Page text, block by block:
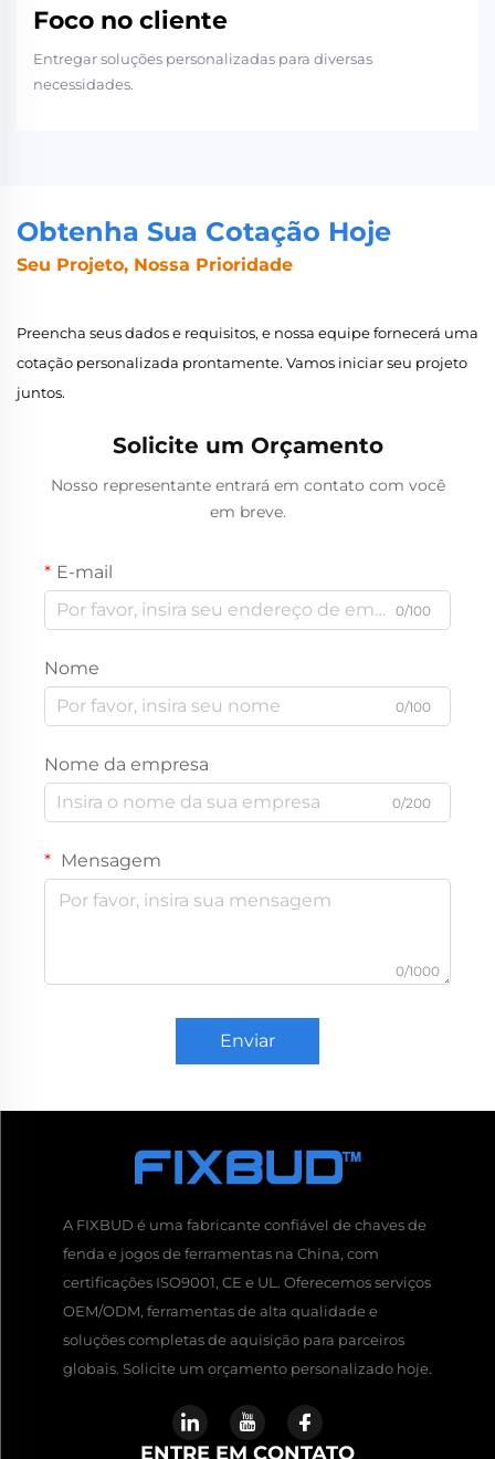
Foco no cliente
Entregar soluções personalizadas para diversas
necessidades.
Obtenha Sua Cotação Hoje
Seu Projeto, Nossa Prioridade
Preencha seus dados e requisitos, e nossa equipe fornecerá uma
cotação personalizada prontamente. Vamos iniciar seu projeto
juntos.
Solicite um Orçamento
Nosso representante entrará em contato com você
em breve.
E-mail
0/100
Nome
0/100
Nome da empresa
0/200
Mensagem
0/1000
Enviar
A FIXBUD é uma fabricante confiável de chaves de
fenda e jogos de ferramentas na China, com
certificações ISO9001, CE e UL. Oferecemos serviços
OEM/ODM, ferramentas de alta qualidade e
soluções completas de aquisição para parceiros
globais. Solicite um orçamento personalizado hoje.
ENTRE EM CONTATO